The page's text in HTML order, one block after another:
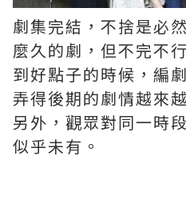
劇集完結，不捨是必
麼久的劇，但不完不
到好點子的時候，編
弄得後期的劇情越來
另外，觀眾對同一時
似乎未有。